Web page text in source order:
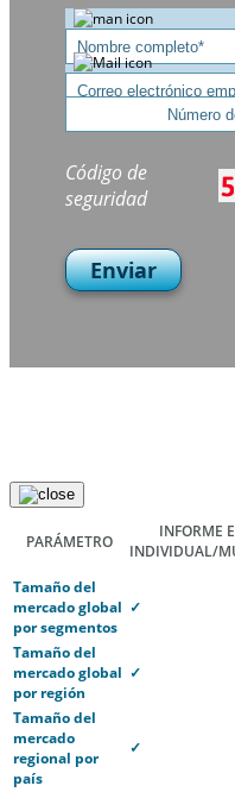
Código de
seguridad
Enviar
PARÁMETRO
INFORME
INDIVIDUAL/
Tamaño del
mercado global
por segmentos
✓
Tamaño del
mercado global
por región
✓
Tamaño del
mercado
regional por
país
✓